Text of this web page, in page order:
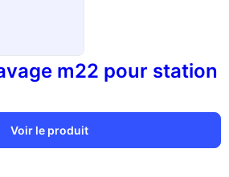
m22 pour station
Voir le produit